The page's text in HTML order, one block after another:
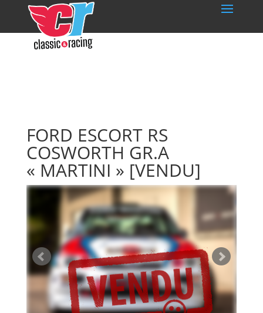
FORD ESCORT RS
COSWORTH GR.A
« MARTINI » [VENDU]